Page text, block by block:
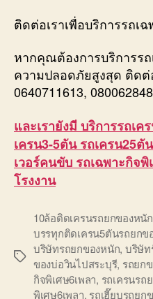
ติดต่อเราเพื่อบริการรถเฉ
หากคุณต้องการบริการร
ความปลอดภัยสูงสุด ติดต่
0640711613,
และเรายังมี บริการรถเ
เครน3-5ตัน รถเครน25ตั
เวอร์คนขับ รถเฉพาะกิจ
โรงงาน
Tags
10ล้อติดเครนรถยกของหนัก
บรรทุกติดเครน5ตันรถยกข
บริษัทรถยกของหนัก, บริษัท
ของบ่อวินไปสระบุรี, รถยก
กิจพิเศษ6เพลา, รถเครนรถ
พิเศษ6เพลา, รถเฮี๊ยบรถยก